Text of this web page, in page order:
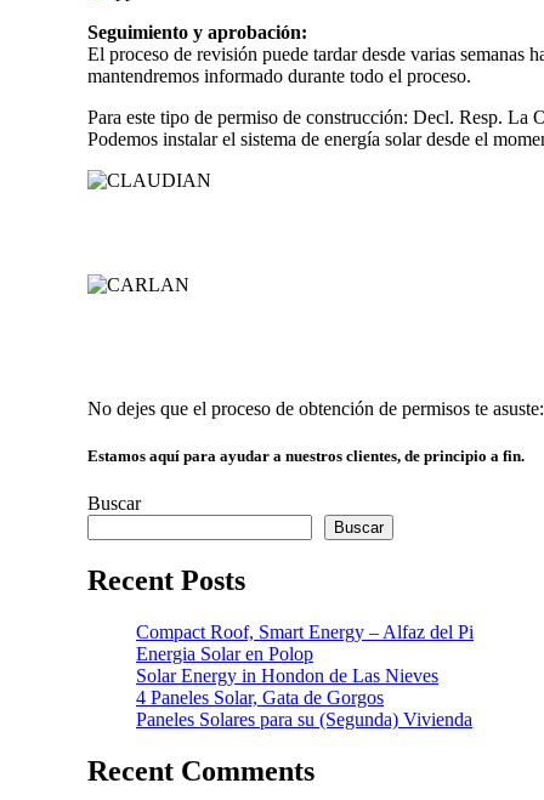
Seguimiento y aprobación:
El proceso de revisión puede tardar desde varias semanas
mantendremos informado durante todo el proceso.
Para este tipo de permiso de construcción: Decl. Resp. La
Podemos instalar el sistema de energía solar desde el
No dejes que el proceso de obtención de permisos te
Estamos aquí para ayudar a nuestros clientes, de principio a fin.
Buscar
Buscar
Recent Posts
Compact Roof, Smart Energy – Alfaz del Pi
Energia Solar en Polop
Solar Energy in Hondon de Las Nieves
4 Paneles Solar, Gata de Gorgos
Paneles Solares para su (Segunda) Vivienda
Recent Comments